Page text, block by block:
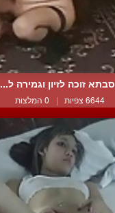
סבתא זוכה לזיון וגמירה ל...
6644 צפיות | 0 המלצות